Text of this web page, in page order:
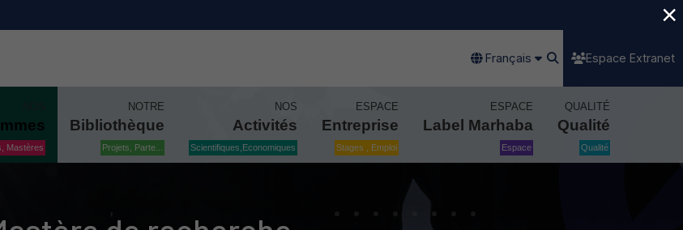
Français Espace Extranet
Mastères
NOTRE
Bibliothèque
Projets, Parte...
NOS
Activités
Scientifiques,Economiques
ESPACE
Entreprise
Stages , Emploi
ESPACE
Label Marhaba
Espace
QUALITÉ
Qualité
Qualité
×